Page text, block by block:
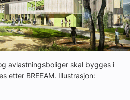
avlastningsboliger skal bygges i
etter BREEAM. Illustrasjon: